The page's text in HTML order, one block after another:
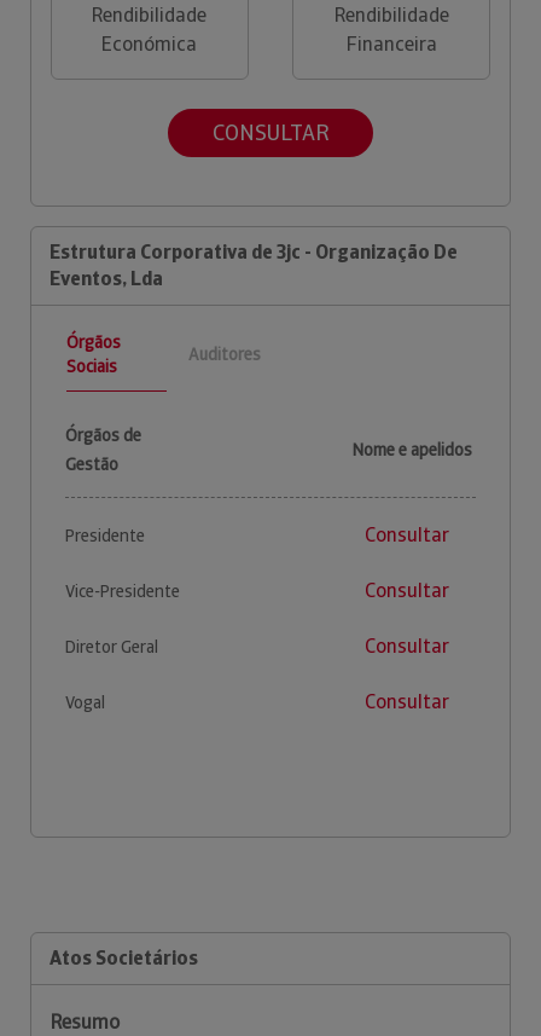
Rendibilidade
Económica
Rendibilidade
Financeira
CONSULTAR
Estrutura Corporativa de 3jc - Organização De
Eventos, Lda
Órgãos
Sociais
Auditores
Órgãos de
Gestão
Nome e apelidos
Presidente Consultar
Vice-Presidente Consultar
Diretor Geral Consultar
Vogal Consultar
Atos Societários
Resumo